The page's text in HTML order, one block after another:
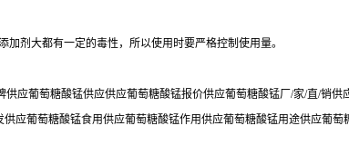
剂大都有一定的毒性，所以使用时要严格控制使用量。
应葡萄糖酸锰供应供应葡萄糖酸锰报价供应葡萄糖酸锰厂/家/直/销供
应葡萄糖酸锰食用供应葡萄糖酸锰作用供应葡萄糖酸锰用途供应葡